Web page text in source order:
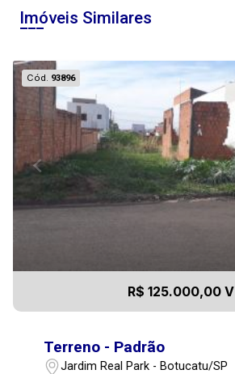
Imóveis Similares
Cód. 93896
R$ 125.000,00 V
Terreno - Padrão
Jardim Real Park - Botucatu/SP